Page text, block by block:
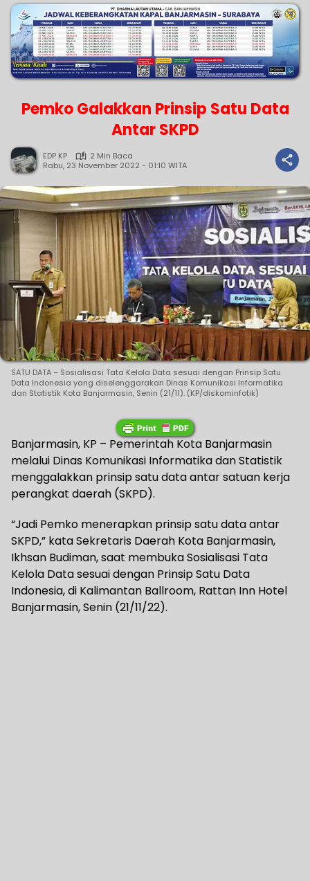
Pemko Galakkan Prinsip Satu Data
Antar SKPD
EDP KP
2 Min Baca
Rabu, 23 November 2022 - 01:10 WITA
SATU DATA – Sosialisasi Tata Kelola Data sesuai dengan Prinsip Satu
Data Indonesia yang diselenggarakan Dinas Komunikasi Informatika
dan Statistik Kota Banjarmasin, Senin (21/11). (KP/diskominfotik)
Banjarmasin, KP – Pemerintah Kota Banjarmasin
melalui Dinas Komunikasi Informatika dan Statistik
menggalakkan prinsip satu data antar satuan kerja
perangkat daerah (SKPD).
“Jadi Pemko menerapkan prinsip satu data antar
SKPD,” kata Sekretaris Daerah Kota Banjarmasin,
Ikhsan Budiman, saat membuka Sosialisasi Tata
Kelola Data sesuai dengan Prinsip Satu Data
Indonesia, di Kalimantan Ballroom, Rattan Inn Hotel
Banjarmasin, Senin (21/11/22).